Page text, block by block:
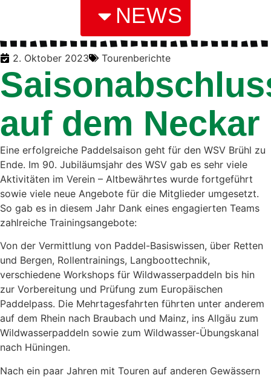
NEWS
2. Oktober 2023 Tourenberichte
auf dem Neckar
Eine erfolgreiche Paddelsaison geht für den WSV Brühl zu
Ende. Im 90. Jubiläumsjahr des WSV gab es sehr viele
Aktivitäten im Verein – Altbewährtes wurde fortgeführt
sowie viele neue Angebote für die Mitglieder umgesetzt.
So gab es in diesem Jahr Dank eines engagierten Teams
zahlreiche Trainingsangebote:
Von der Vermittlung von Paddel-Basiswissen, über Retten
und Bergen, Rollentrainings, Langboottechnik,
verschiedene Workshops für Wildwasserpaddeln bis hin
zur Vorbereitung und Prüfung zum Europäischen
Paddelpass. Die Mehrtagesfahrten führten unter anderem
auf dem Rhein nach Braubach und Mainz, ins Allgäu zum
Wildwasserpaddeln sowie zum Wildwasser-Übungskanal
nach Hüningen.
Nach ein paar Jahren mit Touren auf anderen Gewässern